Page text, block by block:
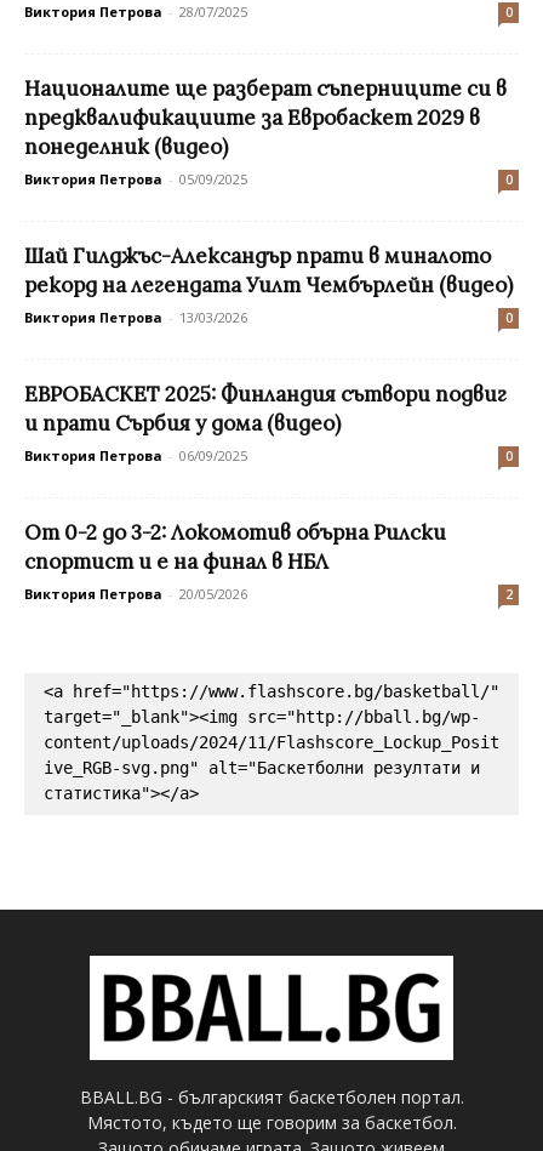
Виктория Петрова - 28/07/2025 0
Националите ще разберат съперниците си в
предквалификациите за Евробаскет 2029 в
понеделник (видео)
Виктория Петрова - 05/09/2025 0
Шай Гилджъс-Александър прати в миналото
рекорд на легендата Уилт Чембърлейн (видео)
Виктория Петрова - 13/03/2026 0
ЕВРОБАСКЕТ 2025: Финландия сътвори подвиг
и прати Сърбия у дома (видео)
Виктория Петрова - 06/09/2025 0
От 0-2 до 3-2: Локомотив обърна Рилски
спортист и е на финал в НБЛ
Виктория Петрова - 20/05/2026 2
<a href="https://www.flashscore.bg/basketball/"
target="_blank"><img src="http://bball.bg/wp-
content/uploads/2024/11/Flashscore_Lockup_Posit
ive_RGB-svg.png" alt="Баскетболни резултати и
статистика"></a>
BBALL.BG - българският баскетболен портал.
Мястото, където ще говорим за баскетбол.